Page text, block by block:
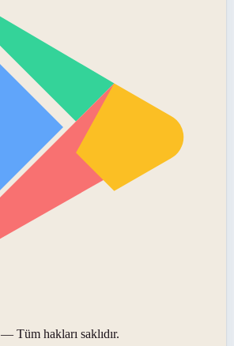
— Tüm hakları saklıdır.